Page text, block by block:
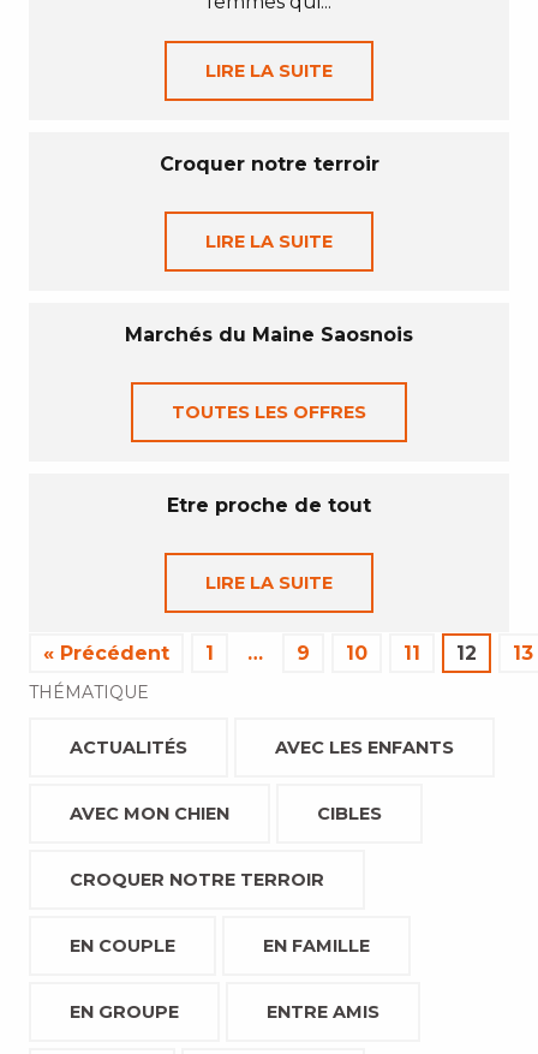
LIRE LA SUITE
Croquer notre terroir
LIRE LA SUITE
Marchés du Maine Saosnois
TOUTES LES OFFRES
Etre proche de tout
LIRE LA SUITE
« Précédent 1 … 9 10 11 12 13
THÉMATIQUE
ACTUALITÉS AVEC LES ENFANTS
AVEC MON CHIEN CIBLES
CROQUER NOTRE TERROIR
EN COUPLE EN FAMILLE
EN GROUPE ENTRE AMIS